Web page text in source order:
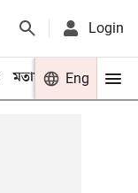
Login
মতামত খেলা
Eng